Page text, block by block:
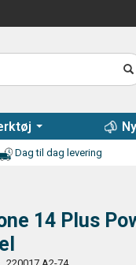
Dag til dag levering
14 Plus